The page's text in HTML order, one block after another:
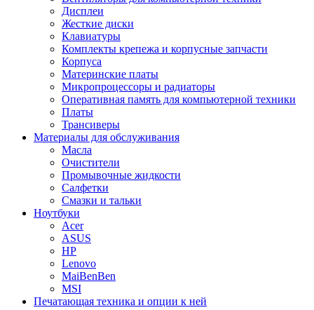
Дисплеи
Жесткие диски
Клавиатуры
Комплекты крепежа и корпусные запчасти
Корпуса
Материнские платы
Микропроцессоры и радиаторы
Оперативная память для компьютерной техники
Платы
Трансиверы
Материалы для обслуживания
Масла
Очистители
Промывочные жидкости
Салфетки
Смазки и тальки
Ноутбуки
Acer
ASUS
HP
Lenovo
MaiBenBen
MSI
Печатающая техника и опции к ней